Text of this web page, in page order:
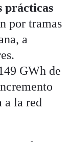
prácticas
por tramas
a
GWh de
a la red